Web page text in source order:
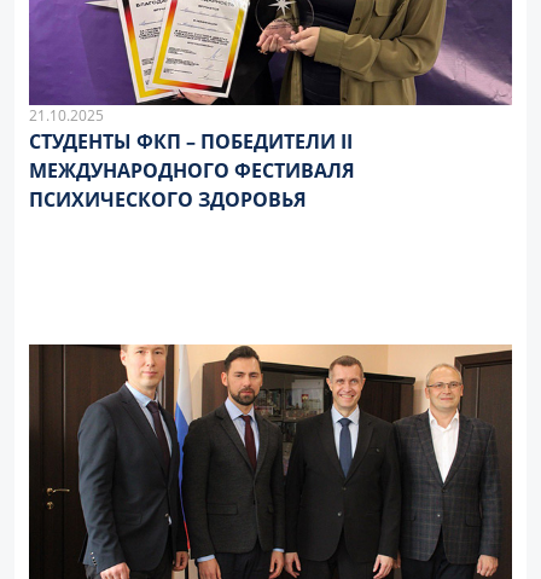
21.10.2025
СТУДЕНТЫ ФКП – ПОБЕДИТЕЛИ II
МЕЖДУНАРОДНОГО ФЕСТИВАЛЯ
ПСИХИЧЕСКОГО ЗДОРОВЬЯ